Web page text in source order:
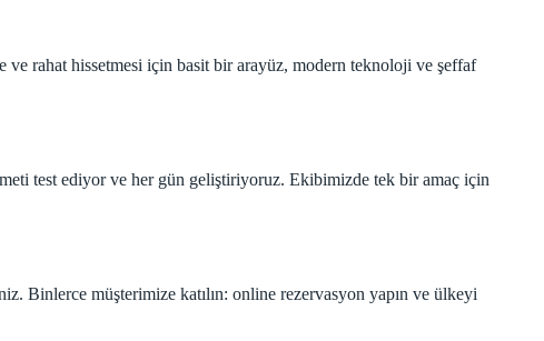
ve rahat hissetmesi için basit bir arayüz, modern teknoloji ve şeffaf
test ediyor ve her gün geliştiriyoruz. Ekibimizde tek bir amaç için
Binlerce müşterimize katılın: online rezervasyon yapın ve ülkeyi